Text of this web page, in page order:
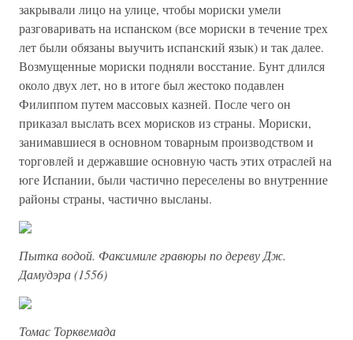
закрывали лицо на улице, чтобы мориски умели
разговаривать на испанском (все мориски в течение трех
лет были обязаны выучить испанский язык) и так далее.
Возмущенные мориски подняли восстание. Бунт длился
около двух лет, но в итоге был жестоко подавлен
Филиппом путем массовых казней. После чего он
приказал выслать всех морисков из страны. Мориски,
занимавшиеся в основном товарным производством и
торговлей и державшие основную часть этих отраслей на
юге Испании, были частично переселены во внутренние
районы страны, частично высланы.
Пытка водой. Факсимиле гравюры по дереву Дж.
Дамудэра (1556)
Томас Торквемада